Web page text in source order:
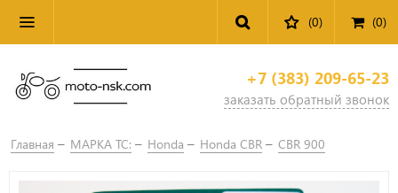
(0) (0)
+7 (383) 209-65-23
заказать обратный звонок
Главная МАРКА ТС: Honda Honda CBR CBR 900